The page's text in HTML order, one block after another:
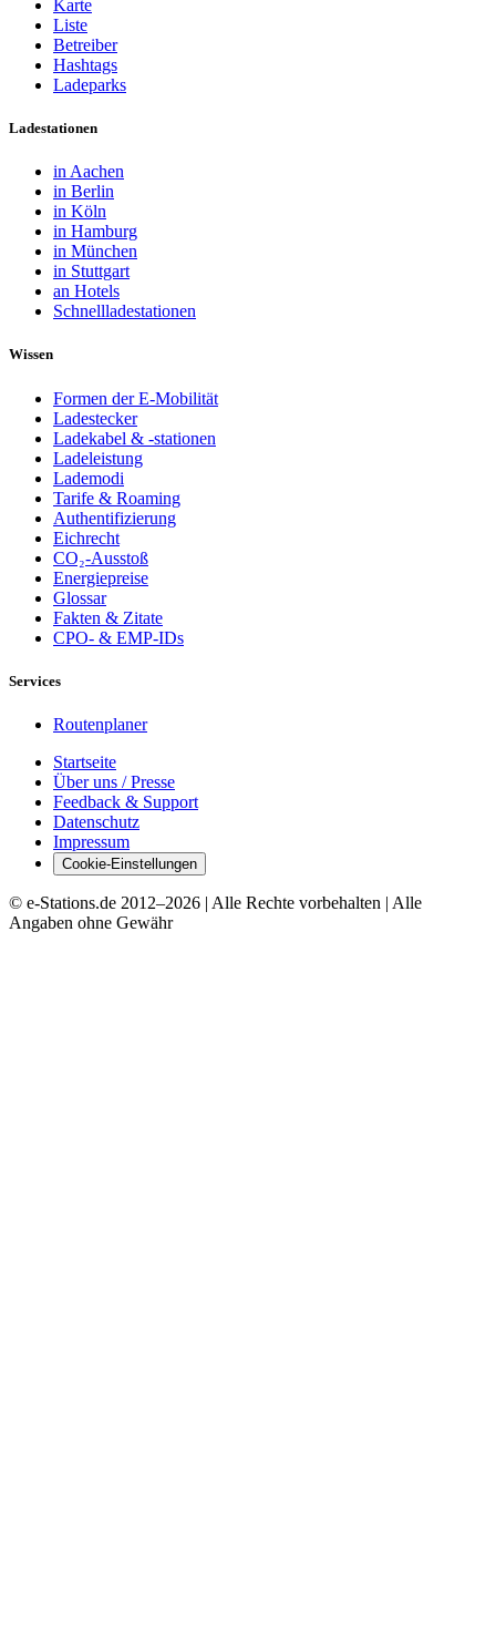
Karte
Liste
Betreiber
Hashtags
Ladeparks
Ladestationen
in Aachen
in Berlin
in Köln
in Hamburg
in München
in Stuttgart
an Hotels
Schnellladestationen
Wissen
Formen der E-Mobilität
Ladestecker
Ladekabel & -stationen
Ladeleistung
Lademodi
Tarife & Roaming
Authentifizierung
Eichrecht
CO₂-Ausstoß
Energiepreise
Glossar
Fakten & Zitate
CPO- & EMP-IDs
Services
Routenplaner
Startseite
Über uns / Presse
Feedback & Support
Datenschutz
Impressum
Cookie-Einstellungen
© e-Stations.de 2012–2026 | Alle Rechte vorbehalten | Alle
Angaben ohne Gewähr